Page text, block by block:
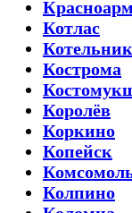
Котлас
Кострома
Королёв
Коркино
Копейск
Колпино